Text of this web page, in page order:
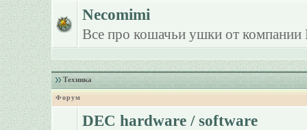
Necomimi
Все про кошачьи ушки от компании
Техника
Форум
DEC hardware / software